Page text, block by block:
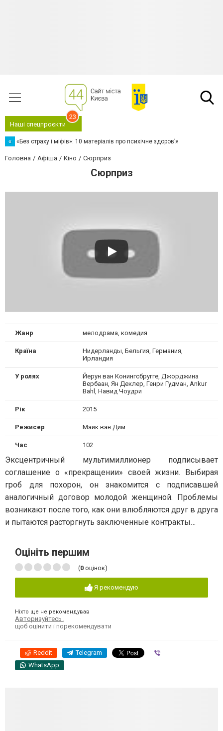
Наші спецпроєкти
23
« «Без страху і міфів»: 10 матеріалів про психічне здоров’я
Головна Афіша Кіно Сюрприз
Сюрприз
Жанр мелодрама, комедия
Країна
Нидерланды, Бельгия, Германия,
Ирландия
У ролях
Йерун ван Конингсбругге, Джорджина
Вербаан, Ян Деклер, Генри Гудман, Ankur
Bahl, Навид Чоудри
Рік 2015
Режисер Майк ван Дим
Час 102
Эксцентричный мультимиллионер подписывает
соглашение о «прекращении» своей жизни. Выбирая
гроб для похорон, он знакомится с подписавшей
аналогичный договор молодой женщиной. Проблемы
возникают после того, как они влюбляются друг в друга
и пытаются расторгнуть заключенные контракты…
Оцініть першим
(0 оцінок)
Я рекомендую
Ніхто ще не рекомендував
Авторизуйтесь ,
щоб оцінити і порекомендувати
Reddit Telegram
WhatsApp